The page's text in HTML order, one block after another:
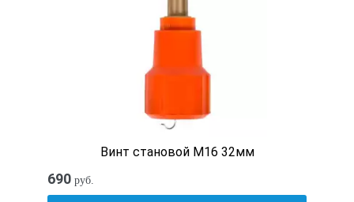
Винт становой M16 32мм
690 руб.